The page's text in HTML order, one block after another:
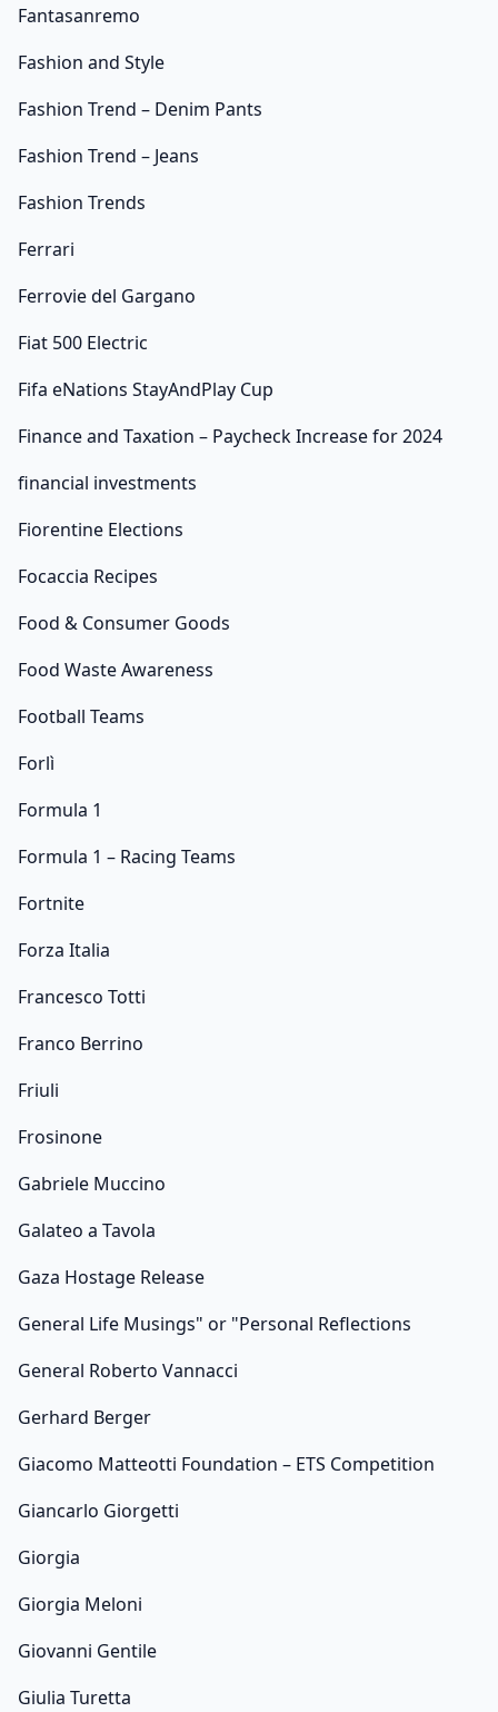
Fantasanremo
Fashion and Style
Fashion Trend – Denim Pants
Fashion Trend – Jeans
Fashion Trends
Ferrari
Ferrovie del Gargano
Fiat 500 Electric
Fifa eNations StayAndPlay Cup
Finance and Taxation – Paycheck Increase for 2024
financial investments
Fiorentine Elections
Focaccia Recipes
Food & Consumer Goods
Food Waste Awareness
Football Teams
Forlì
Formula 1
Formula 1 – Racing Teams
Fortnite
Forza Italia
Francesco Totti
Franco Berrino
Friuli
Frosinone
Gabriele Muccino
Galateo a Tavola
Gaza Hostage Release
General Life Musings" or "Personal Reflections
General Roberto Vannacci
Gerhard Berger
Giacomo Matteotti Foundation – ETS Competition
Giancarlo Giorgetti
Giorgia
Giorgia Meloni
Giovanni Gentile
Giulia Turetta